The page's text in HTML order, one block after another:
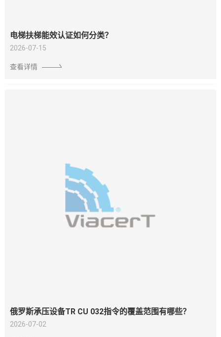
电梯扶梯能效认证如何分类？
2026-07-15
查看详情
俄罗斯承压设备TR CU 032指令的覆盖范围有哪些？
2026-07-02